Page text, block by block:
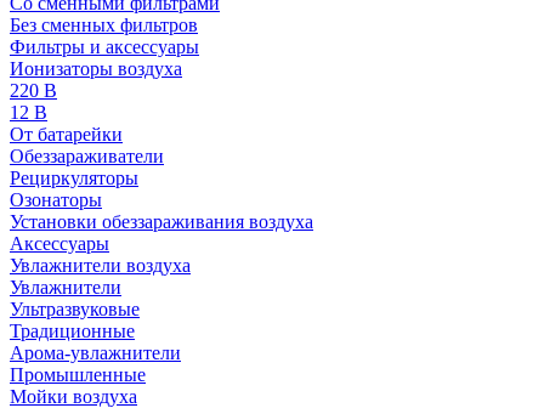
Без сменных фильтров
Фильтры и аксессуары
Ионизаторы воздуха
220 В
12 В
От батарейки
Обеззараживатели
Рециркуляторы
Озонаторы
Установки обеззараживания воздуха
Аксессуары
Увлажнители воздуха
Увлажнители
Ультразвуковые
Традиционные
Арома-увлажнители
Промышленные
Мойки воздуха